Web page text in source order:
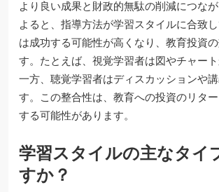
より良い成果と財政的無駄の削減につな
よると、指導方法が学習スタイルに合致
は成功する可能性が高くなり、教育投資
す。たとえば、視覚学習者は図やチャー
一方、聴覚学習者はディスカッションや
す。この整合性は、教育への投資のリタ
する可能性があります。
学習スタイルの主なタイ
すか？